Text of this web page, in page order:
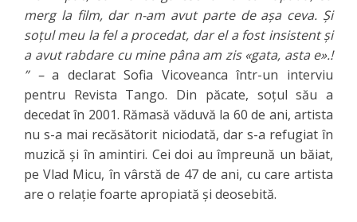
merg la film, dar n-am avut parte de așa ceva. Și
soțul meu la fel a procedat, dar el a fost insistent și
a avut rabdare cu mine pâna am zis «gata, asta e».!
” –a declarat Sofia Vicoveanca într-un interviu
pentru Revista Tango. Din păcate, soțul său a
decedat în 2001. Rămasă văduvă la 60 de ani, artista
nu s-a mai recăsătorit niciodată, dar s-a refugiat în
muzică și în amintiri. Cei doi au împreună un băiat,
pe Vlad Micu, în vârstă de 47 de ani, cu care artista
are o relație foarte apropiată și deosebită.